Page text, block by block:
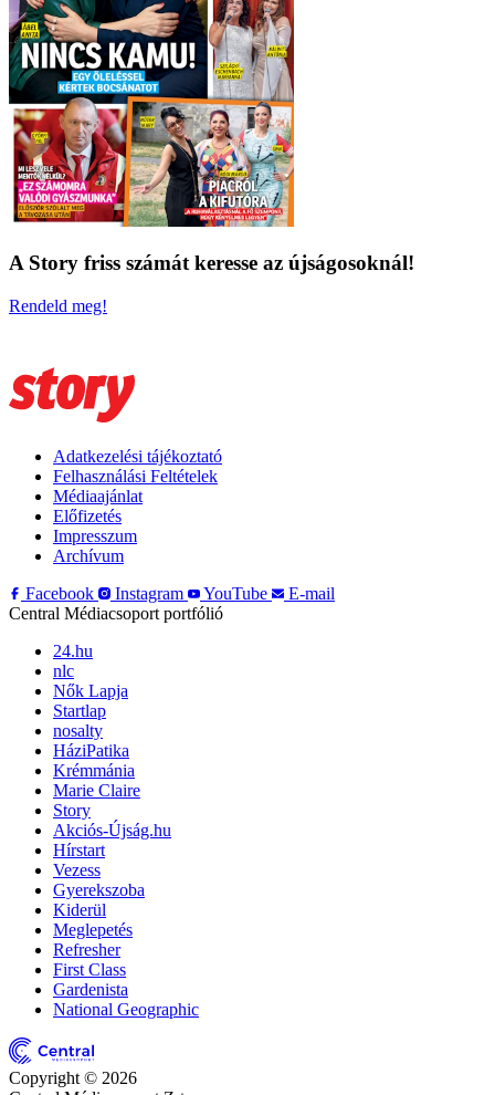
A Story friss számát keresse az újságosoknál!
Rendeld meg!
Adatkezelési tájékoztató
Felhasználási Feltételek
Médiaajánlat
Előfizetés
Impresszum
Archívum
Facebook
Instagram YouTube
E-mail
Central Médiacsoport portfólió
24.hu
nlc
Nők Lapja
Startlap
nosalty
HáziPatika
Krémmánia
Marie Claire
Story
Akciós-Újság.hu
Hírstart
Vezess
Gyerekszoba
Kiderül
Meglepetés
Refresher
First Class
Gardenista
National Geographic
Copyright © 2026